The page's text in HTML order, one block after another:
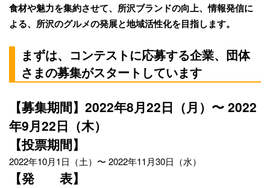
食材や魅力を集約させて、所沢ブランドの向上、情報発信に
よる、所沢のグルメの発展と地域活性化を目指します。
まずは、コンテストに応募する企業、団体
さまの募集がスタートしています
【募集期間】2022年8月22日（月）〜 2022
年9月22日（木）
【投票期間】
2022年10月1日（土）〜 2022年11月30日（水）
【発 表】